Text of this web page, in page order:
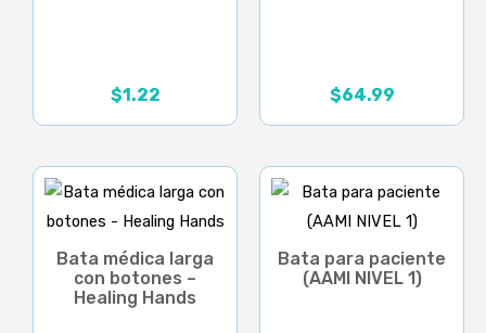
$1.22 $64.99
Bata médica larga
con botones –
Healing Hands
Bata para paciente
(AAMI NIVEL 1)